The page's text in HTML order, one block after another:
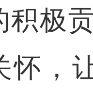
积极
怀，